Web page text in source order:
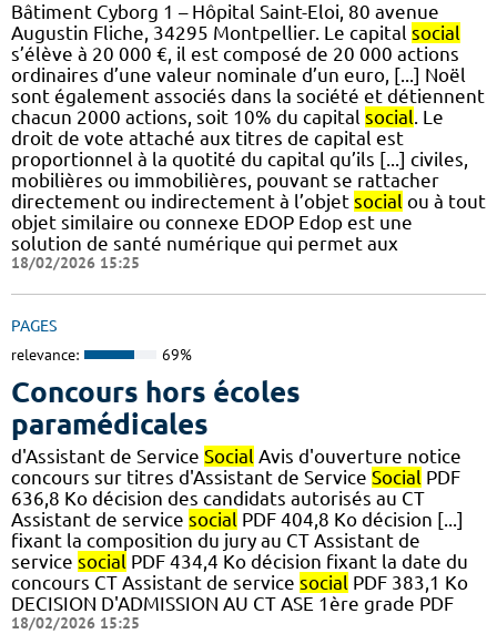
Bâtiment Cyborg 1 – Hôpital Saint-Eloi, 80 avenue
Augustin Fliche, 34295 Montpellier. Le capital social
s’élève à 20 000 €, il est composé de 20 000 actions
ordinaires d’une valeur nominale d’un euro, [...] Noël
sont également associés dans la société et détiennent
chacun 2000 actions, soit 10% du capital social. Le
droit de vote attaché aux titres de capital est
proportionnel à la quotité du capital qu’ils [...] civiles,
mobilières ou immobilières, pouvant se rattacher
directement ou indirectement à l’objet social ou à tout
objet similaire ou connexe EDOP Edop est une
solution de santé numérique qui permet aux
18/02/2026 15:25
PAGES
relevance: 69%
Concours hors écoles
paramédicales
d'Assistant de Service Social Avis d'ouverture notice
concours sur titres d'Assistant de Service Social PDF
636,8 Ko décision des candidats autorisés au CT
Assistant de service social PDF 404,8 Ko décision [...]
fixant la composition du jury au CT Assistant de
service social PDF 434,4 Ko décision fixant la date du
concours CT Assistant de service social PDF 383,1 Ko
DECISION D'ADMISSION AU CT ASE 1ère grade PDF
18/02/2026 15:25